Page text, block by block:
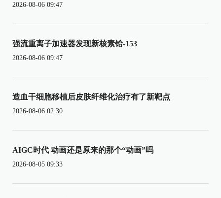
2026-08-06 09:47
强流重离子加速器发现新核素铪-153
2026-08-06 09:47
造血干细胞移植后皮肤纤维化治疗有了新靶点
2026-08-06 02:30
AIGC时代 动画还是原来的那个“动画”吗
2026-08-05 09:33